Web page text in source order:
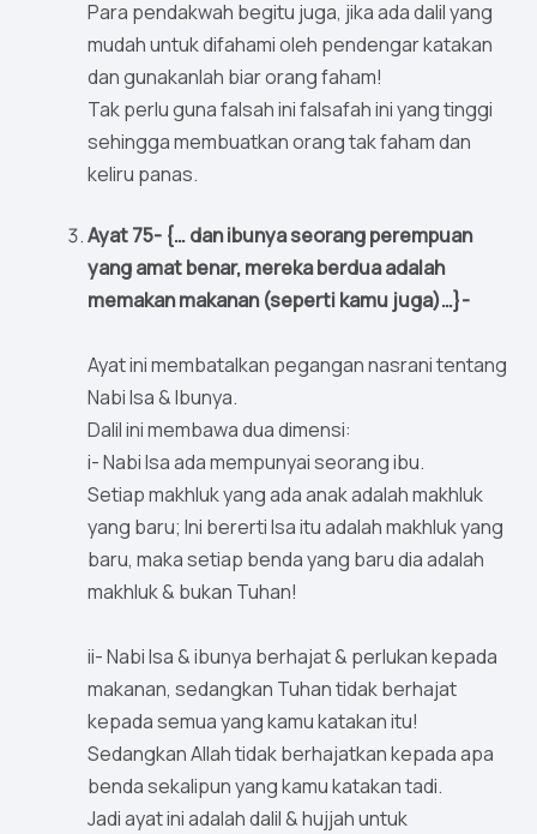
Para pendakwah begitu juga, jika ada dalil yang
mudah untuk difahami oleh pendengar katakan
dan gunakanlah biar orang faham!
Tak perlu guna falsah ini falsafah ini yang tinggi
sehingga membuatkan orang tak faham dan
keliru panas.
Ayat 75- {… dan ibunya seorang perempuan
yang amat benar, mereka berdua adalah
memakan makanan (seperti kamu juga)…}-
Ayat ini membatalkan pegangan nasrani tentang
Nabi Isa & Ibunya.
Dalil ini membawa dua dimensi:
i- Nabi Isa ada mempunyai seorang ibu.
Setiap makhluk yang ada anak adalah makhluk
yang baru; Ini bererti Isa itu adalah makhluk yang
baru, maka setiap benda yang baru dia adalah
makhluk & bukan Tuhan!
ii- Nabi Isa & ibunya berhajat & perlukan kepada
makanan, sedangkan Tuhan tidak berhajat
kepada semua yang kamu katakan itu!
Sedangkan Allah tidak berhajatkan kepada apa
benda sekalipun yang kamu katakan tadi.
Jadi ayat ini adalah dalil & hujjah untuk